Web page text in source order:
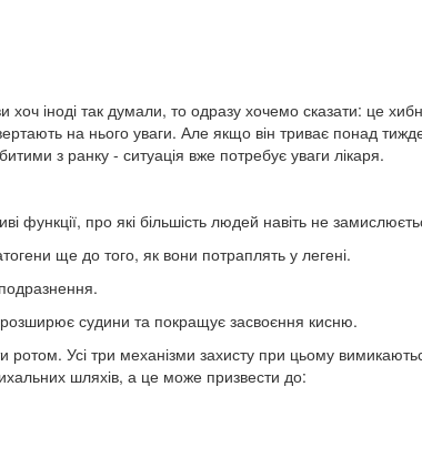
іноді так думали, то одразу хочемо сказати: це
на нього уваги. Але якщо він триває понад
з ранку - ситуація вже потребує уваги лікаря.
функції, про які більшість людей навіть не
ще до того, як вони потраплять у легені.
судини та покращує засвоєння кисню.
Усі три механізми захисту при цьому
шляхів, а це може призвести до: